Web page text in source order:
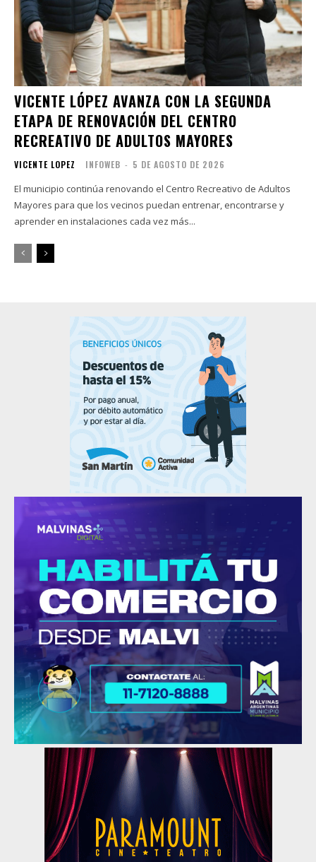
VICENTE LÓPEZ AVANZA CON LA SEGUNDA
ETAPA DE RENOVACIÓN DEL CENTRO
RECREATIVO DE ADULTOS MAYORES
VICENTE LOPEZ INFOWEB - 5 DE AGOSTO DE 2026
El municipio continúa renovando el Centro Recreativo de Adultos
Mayores para que los vecinos puedan entrenar, encontrarse y
aprender en instalaciones cada vez más...